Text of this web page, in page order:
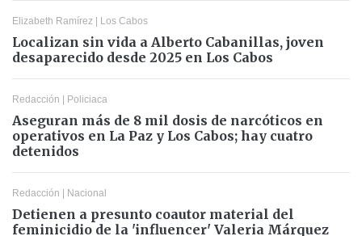
Elizabeth Ramírez | Los Cabos
Localizan sin vida a Alberto Cabanillas, joven
desaparecido desde 2025 en Los Cabos
Redacción | Policiaca
Aseguran más de 8 mil dosis de narcóticos en
operativos en La Paz y Los Cabos; hay cuatro
detenidos
Redacción | Nacional
Detienen a presunto coautor material del
feminicidio de la 'influencer' Valeria Márquez